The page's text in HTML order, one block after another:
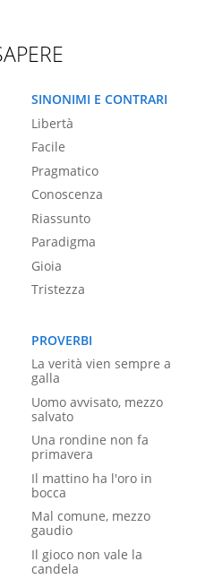
SINONIMI E CONTRARI
Libertà
Facile
Pragmatico
Conoscenza
Riassunto
Paradigma
Gioia
Tristezza
PROVERBI
La verità vien sempre a
galla
Uomo avvisato, mezzo
salvato
Una rondine non fa
primavera
Il mattino ha l'oro in
bocca
Mal comune, mezzo
gaudio
Il gioco non vale la
candela